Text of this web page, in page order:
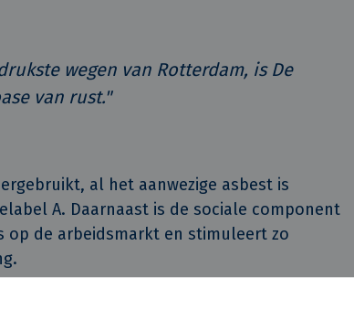
wegen van Rotterdam, is De
van rust."
al het aanwezige asbest is
A. Daarnaast is de sociale component
op de arbeidsmarkt en stimuleert zo